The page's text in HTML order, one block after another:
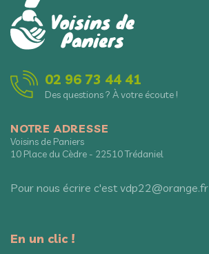
02 96 73 44 41
Des questions ? À votre écoute !
NOTRE ADRESSE
Voisins de Paniers
10 Place du Cèdre - 22510 Trédaniel
Pour nous écrire c'est vdp22@orange.fr
En un clic !